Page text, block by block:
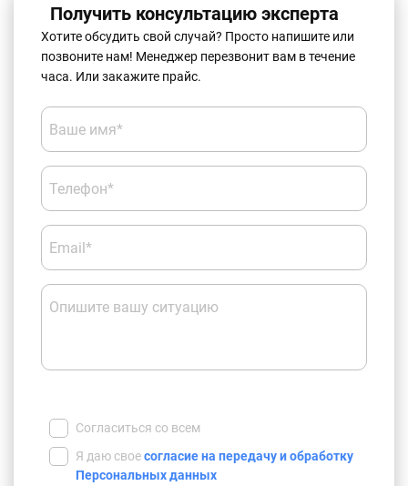
Получить консультацию эксперта
Хотите обсудить свой случай? Просто напишите или
позвоните нам! Менеджер перезвонит вам в течение
часа. Или закажите прайс.
Ваше имя*
Телефон*
Email*
Опишите вашу ситуацию
Согласиться со всем
Я даю своесогласие на передачу и обработку
Персональных данных